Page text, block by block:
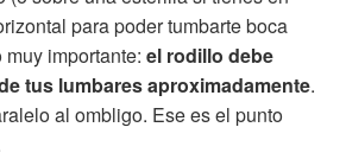
para poder tumbarte boca
importante: el rodillo debe
tus lumbares aproximadamente.
al ombligo. Ese es el punto